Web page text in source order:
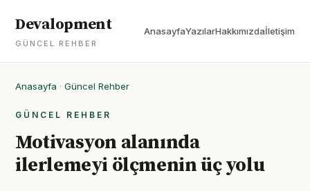
Devalopment
GÜNCEL REHBER
AnasayfaYazılarHakkımızdaİletişim
Anasayfa · Güncel Rehber
GÜNCEL REHBER
Motivasyon alanında
ilerlemeyi ölçmenin üç yolu